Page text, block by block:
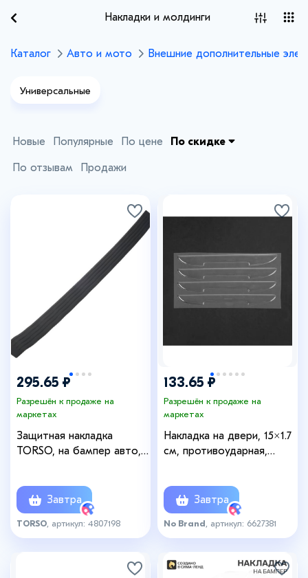
Накладки и молдинги
Каталог Авто и мото Внешние дополнительные
Универсальные
Новые Популярные По цене По скидке
По отзывам Продажи
295.65 ₽
Разрешён к продаже на
маркетах
Защитная накладка
TORSO, на бампер авто,
Завтра
TORSO , артикул: 4807198
133.65 ₽
Разрешён к продаже на
маркетах
Накладка на двери, 15×1.7
см, противоударная,
Завтра
No Brand , артикул: 6627381